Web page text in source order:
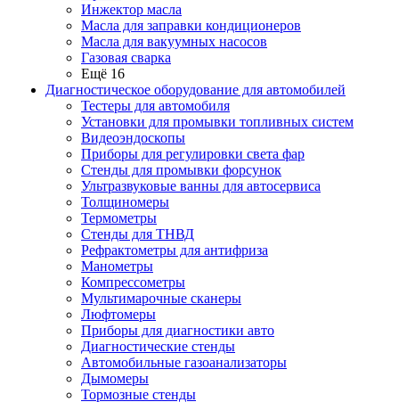
Инжектор масла
Масла для заправки кондиционеров
Масла для вакуумных насосов
Газовая сварка
Ещё 16
Диагностическое оборудование для автомобилей
Тестеры для автомобиля
Установки для промывки топливных систем
Видеоэндоскопы
Приборы для регулировки света фар
Стенды для промывки форсунок
Ультразвуковые ванны для автосервиса
Толщиномеры
Термометры
Стенды для ТНВД
Рефрактометры для антифриза
Манометры
Компрессометры
Мультимарочные сканеры
Люфтомеры
Приборы для диагностики авто
Диагностические стенды
Автомобильные газоанализаторы
Дымомеры
Тормозные стенды